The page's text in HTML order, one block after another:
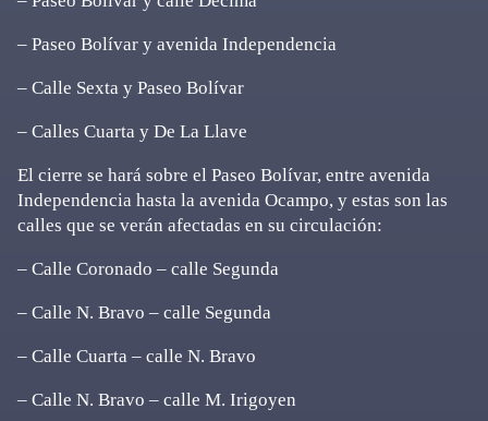
– Paseo Bolívar y avenida Independencia
– Calle Sexta y Paseo Bolívar
– Calles Cuarta y De La Llave
El cierre se hará sobre el Paseo Bolívar, entre avenida
Independencia hasta la avenida Ocampo, y estas son las
calles que se verán afectadas en su circulación:
– Calle Coronado – calle Segunda
– Calle N. Bravo – calle Segunda
– Calle Cuarta – calle N. Bravo
– Calle N. Bravo – calle M. Irigoyen